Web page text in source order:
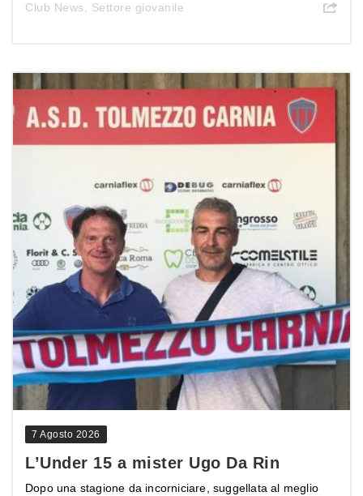
Club News, Settore giovanile
7 Agosto 2026
L’Under 15 a mister Ugo Da Rin
Dopo una stagione da incorniciare, suggellata al meglio